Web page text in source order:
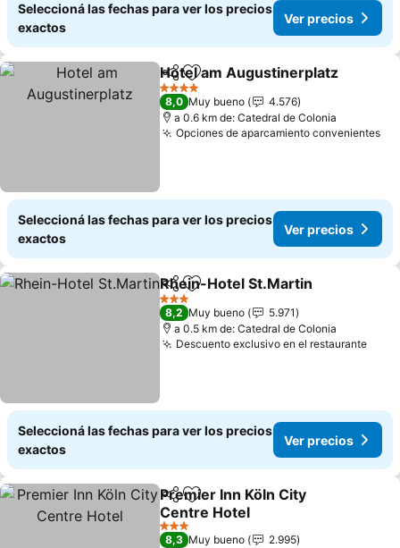
Seleccioná las fechas para ver los precios
exactos
Ver precios
CompartirAñadir a favoritos
Hotel am Augustinerplatz
4 Estrellas
8,0 Muy bueno
4.576
a 0.6 km de: Catedral de Colonia
Opciones de aparcamiento convenientes
Seleccioná las fechas para ver los precios
exactos
Ver precios
CompartirAñadir a favoritos
Rhein-Hotel St.Martin
3 Estrellas
8,2 Muy bueno
5.971
a 0.5 km de: Catedral de Colonia
Descuento exclusivo en el restauranteVer
Seleccioná las fechas para ver los precios
exactos
Ver precios
CompartirAñadir a favoritos
Premier Inn Köln City
Centre Hotel
Ver precios
3 Estrellas
8,3 Muy bueno
2.995